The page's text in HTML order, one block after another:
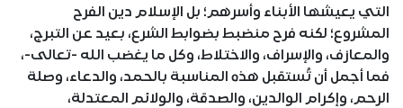
التي يعيشها الأبناء وأسرهم؛ بل الإسلام دين الفرح
المشروع؛ لكنه فرح منضبط بضوابط الشرع، بعيد عن التبرج،
والمعازف، والإسراف، والاختلاط، وكل ما يغضب الله -تعالى-،
فما أجمل أن تُستقبل هذه المناسبة بالحمد، والدعاء، وصلة
الرحم، وإكرام الوالدين، والصدقة، والولائم المعتدلة،